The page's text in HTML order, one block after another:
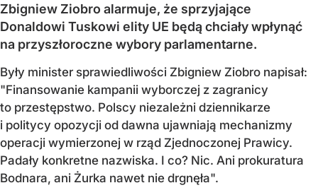
Zbigniew Ziobro alarmuje, że sprzyjające
Donaldowi Tuskowi elity UE będą chciały wpłynąć
na przyszłoroczne wybory parlamentarne.
Były minister sprawiedliwości Zbigniew Ziobro napisał:
"Finansowanie kampanii wyborczej z zagranicy
to przestępstwo. Polscy niezależni dziennikarze
i politycy opozycji od dawna ujawniają mechanizmy
operacji wymierzonej w rząd Zjednoczonej Prawicy.
Padały konkretne nazwiska. I co? Nic. Ani prokuratura
Bodnara, ani Żurka nawet nie drgnęła".